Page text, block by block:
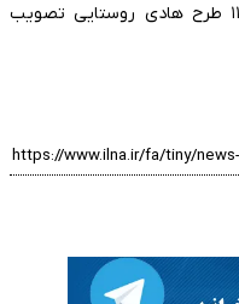
بازنگری طرح هادی ۴۱ روستا انجام و ۱۱۹ طرح هادی روستایی تصویب